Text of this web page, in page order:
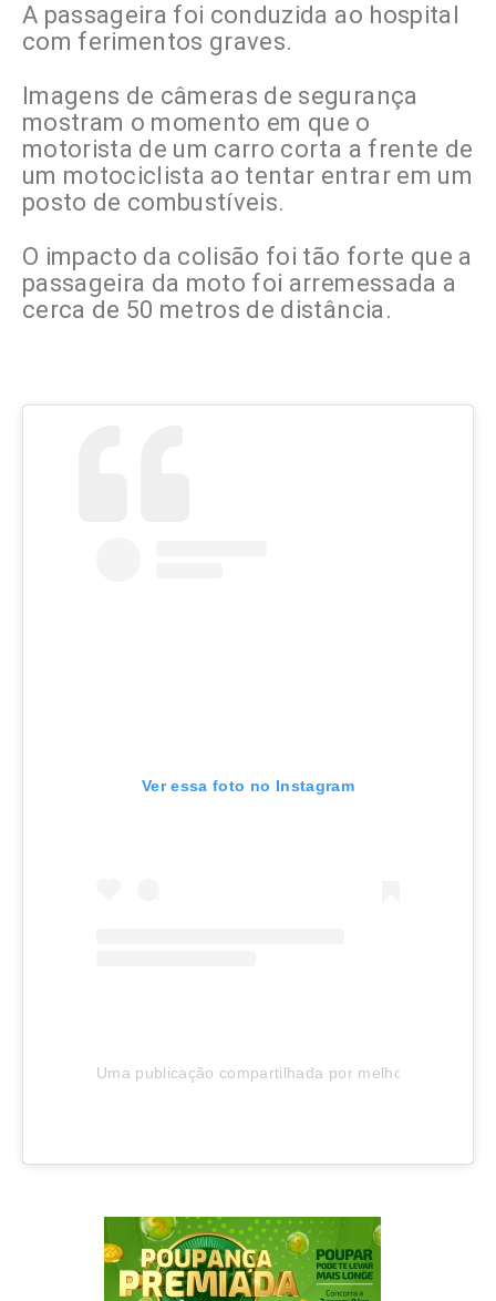
A passageira foi conduzida ao hospital
com ferimentos graves.
Imagens de câmeras de segurança
mostram o momento em que o
motorista de um carro corta a frente de
um motociclista ao tentar entrar em um
posto de combustíveis.
O impacto da colisão foi tão forte que a
passageira da moto foi arremessada a
cerca de 50 metros de distância.
Ver essa foto no Instagram
Uma publicação compartilhada por melhor de